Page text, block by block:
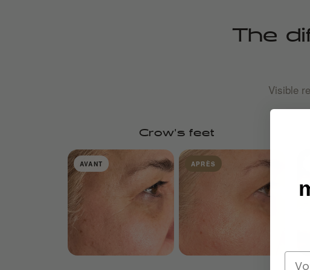
The
Visible
Crow's feet
AVANT APRÈS